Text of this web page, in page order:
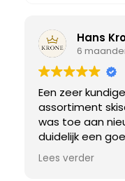
Hans
6
Een zeer
assortiment
was toe aan nieuwe schoenen en heb
duidelijk een
breedtemaat
tijd genomen
Lees verder